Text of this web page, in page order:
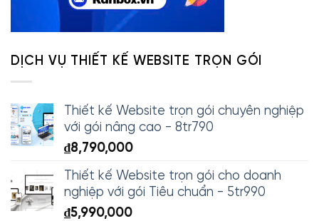
DỊCH VỤ THIẾT KẾ WEBSITE TRỌN GÓI
Thiết kế Website trọn gói chuyên nghiệp
với gói nâng cao - 8tr790
₫8,790,000
Thiết kế Website trọn gói cho doanh
nghiệp với gói Tiêu chuẩn - 5tr990
₫5,990,000